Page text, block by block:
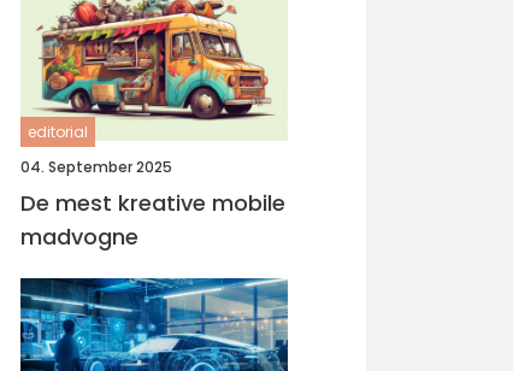
editorial
04. September 2025
De mest kreative mobile
madvogne